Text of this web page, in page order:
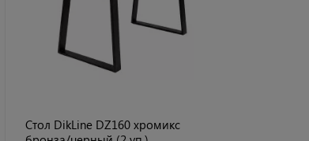
Стол DikLine DZ160 хромикс